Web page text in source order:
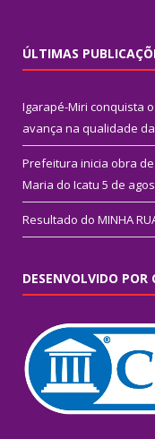
ÚLTIMAS
Igarapé-Miri conquista
avança na qualidade
Prefeitura inicia obra
Maria do Icatu 5 de
Resultado do MINHA
DESENVOLVIDO POR